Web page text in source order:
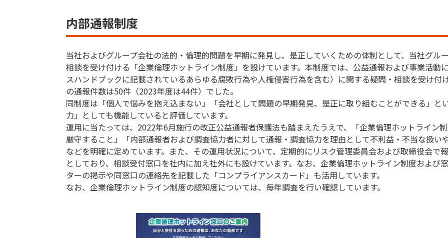
内部通報制度
当社およびグループ会社の法的・倫理的問題を早期に発見し、是正していくための体制として、当社グル
相談を受け付ける「企業倫理ホットライン制度」を設けています。本制度では、公益通報および事業活動
スハンドブックに記載されているあらゆる腐敗行為や人権侵害行為を含む）に関する疑問・相談を受け付
の通報件数は50件（2023年度は44件）でした。
同制度は「個人で悩みを抱え込まない」「会社として問題の早期発見、是正に取り組むことができる」と
力」としても機能していると評価しています。
運用に当たっては、2022年6月施行の改正公益通報者保護法も踏まえたうえで、「企業倫理ホットライン
厳守すること」「内部通報者および調査協力者に対して通報・調査協力を理由として不利益・不当な扱い
などを明確に定めています。また、その運用状況について、定期的にリスク管理委員会および取締役会で
としており、相談受付窓口を社内に加え社外にも設けています。なお、企業倫理ホットライン制度および
ターの掲示や同窓口の連絡先を記載した「コンプライアンスカード」も活用しています。
なお、企業倫理ホットライン制度の認知度については、毎年調査を行い確認しています。